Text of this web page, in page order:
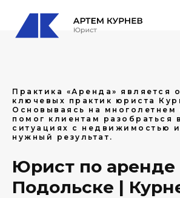
Практика «Аренда» является
ключевых практик юриста
Основываясь на многолетнем
помог клиентам разобраться
ситуациях с недвижимостью
нужный результат.
Юрист по аренде
Подольске |